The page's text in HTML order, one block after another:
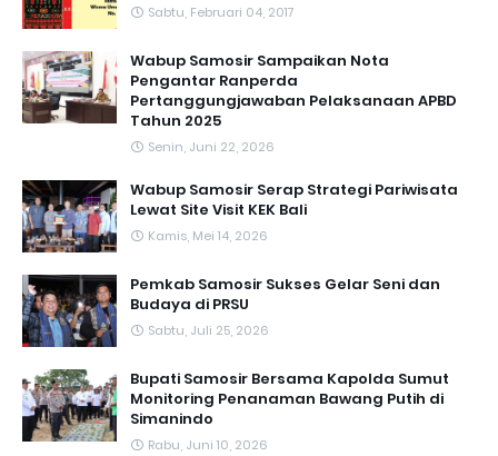
Sabtu, Februari 04, 2017
Wabup Samosir Sampaikan Nota
Pengantar Ranperda
Pertanggungjawaban Pelaksanaan APBD
Tahun 2025
Senin, Juni 22, 2026
Wabup Samosir Serap Strategi Pariwisata
Lewat Site Visit KEK Bali
Kamis, Mei 14, 2026
Pemkab Samosir Sukses Gelar Seni dan
Budaya di PRSU
Sabtu, Juli 25, 2026
Bupati Samosir Bersama Kapolda Sumut
Monitoring Penanaman Bawang Putih di
Simanindo
Rabu, Juni 10, 2026